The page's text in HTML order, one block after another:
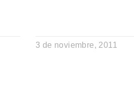
3 de noviembre, 2011